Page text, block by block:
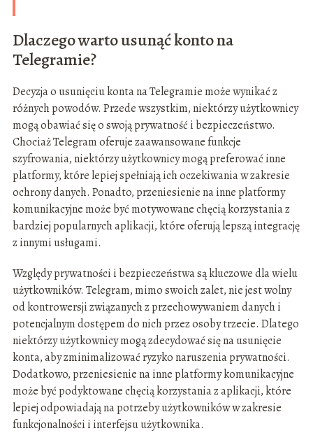
Dlaczego warto usunąć konto na
Telegramie?
Decyzja o usunięciu konta na Telegramie może wynikać z
różnych powodów. Przede wszystkim, niektórzy użytkownicy
mogą obawiać się o swoją prywatność i bezpieczeństwo.
Chociaż Telegram oferuje zaawansowane funkcje
szyfrowania, niektórzy użytkownicy mogą preferować inne
platformy, które lepiej spełniają ich oczekiwania w zakresie
ochrony danych. Ponadto, przeniesienie na inne platformy
komunikacyjne może być motywowane chęcią korzystania z
bardziej popularnych aplikacji, które oferują lepszą integrację
z innymi usługami.
Względy prywatności i bezpieczeństwa są kluczowe dla wielu
użytkowników. Telegram, mimo swoich zalet, nie jest wolny
od kontrowersji związanych z przechowywaniem danych i
potencjalnym dostępem do nich przez osoby trzecie. Dlatego
niektórzy użytkownicy mogą zdecydować się na usunięcie
konta, aby zminimalizować ryzyko naruszenia prywatności.
Dodatkowo, przeniesienie na inne platformy komunikacyjne
może być podyktowane chęcią korzystania z aplikacji, które
lepiej odpowiadają na potrzeby użytkowników w zakresie
funkcjonalności i interfejsu użytkownika.